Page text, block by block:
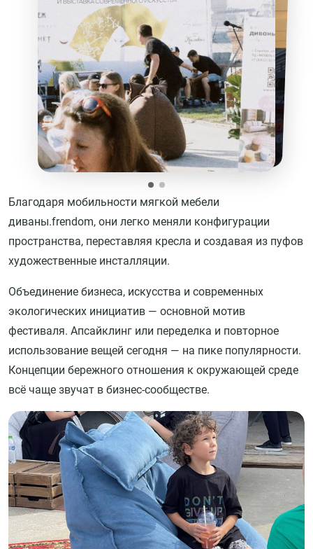
Благодаря мобильности мягкой мебели
диваны.frendom, они легко меняли конфигурации
пространства, переставляя кресла и создавая из пуфов
художественные инсталляции.
Объединение бизнеса, искусства и современных
экологических инициатив — основной мотив
фестиваля. Апсайклинг или переделка и повторное
использование вещей сегодня — на пике популярности.
Концепции бережного отношения к окружающей среде
всё чаще звучат в бизнес-сообществе.